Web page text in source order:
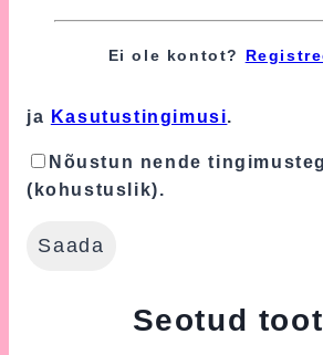
reCAPTCHA teenust, mille
ja Kasutustingimusi.
Nõustun nende
(kohustuslik).
Seotud
Ei ole kontot?